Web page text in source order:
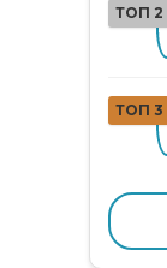
ТОП 2
ТОП 3